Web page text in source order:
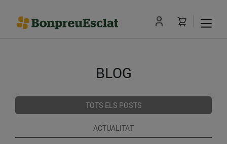
BLOG
TOTS ELS POSTS
ACTUALITAT